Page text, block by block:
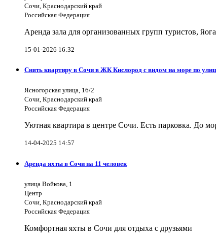
Сочи, Краснодарский край
Российская Федерация
Аренда зала для организованных групп туристов,
15-01-2026 16:32
Снять квартиру в Сочи в ЖК Кислород с видом на море по
Ясногорская улица, 16/2
Сочи, Краснодарский край
Российская Федерация
Уютная квартира в центре Сочи. Есть парковка. До
14-04-2025 14:57
Аренда яхты в Сочи на 11 человек
улица Войкова, 1
Центр
Сочи, Краснодарский край
Российская Федерация
Комфортная яхты в Сочи для отдыха с друзьями